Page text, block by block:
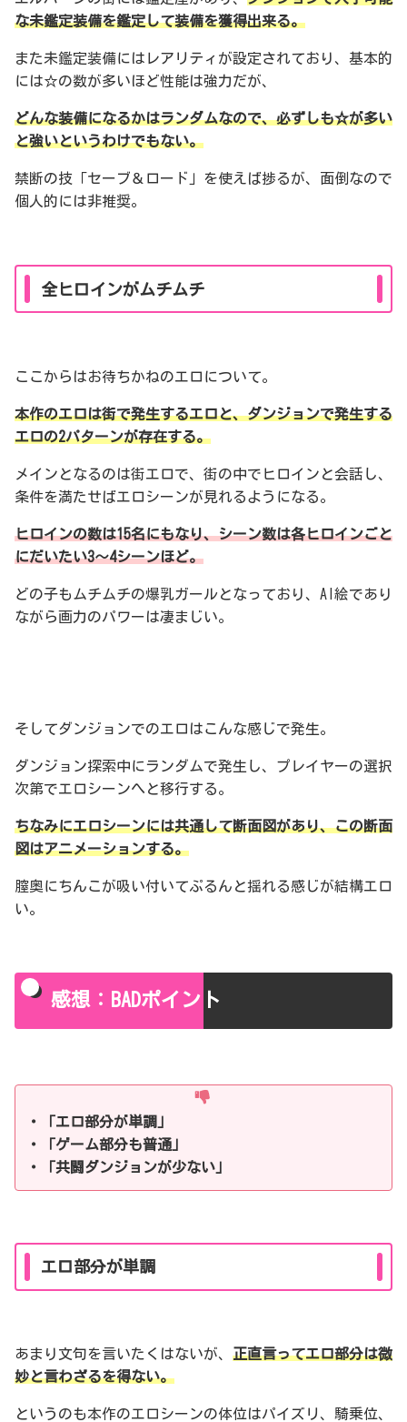
な未鑑定装備を鑑定して装備を獲得出来る。
また未鑑定装備にはレアリティが設定されており、基本的
には☆の数が多いほど性能は強力だが、
どんな装備になるかはランダムなので、必ずしも☆が多い
と強いというわけでもない。
禁断の技「セーブ＆ロード」を使えば捗るが、面倒なので
個人的には非推奨。
全ヒロインがムチムチ
ここからはお待ちかねのエロについて。
本作のエロは街で発生するエロと、ダンジョンで発生する
エロの2パターンが存在する。
メインとなるのは街エロで、街の中でヒロインと会話し、
条件を満たせばエロシーンが見れるようになる。
ヒロインの数は15名にもなり、シーン数は各ヒロインごと
にだいたい3～4シーンほど。
どの子もムチムチの爆乳ガールとなっており、AI絵であり
ながら画力のパワーは凄まじい。
そしてダンジョンでのエロはこんな感じで発生。
ダンジョン探索中にランダムで発生し、プレイヤーの選択
次第でエロシーンへと移行する。
ちなみにエロシーンには共通して断面図があり、この断面
図はアニメーションする。
膣奥にちんこが吸い付いてぷるんと揺れる感じが結構エロ
い。
感想：BADポイント
・「エロ部分が単調」
・「ゲーム部分も普通」
・「共闘ダンジョンが少ない」
エロ部分が単調
あまり文句を言いたくはないが、 正直言ってエロ部分は微
妙と言わざるを得ない。
というのも本作のエロシーンの体位はパイズリ、騎乗位、